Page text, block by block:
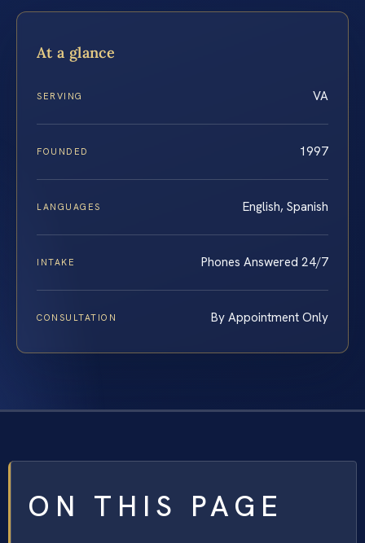
At a glance
SERVING VA
FOUNDED 1997
LANGUAGES English, Spanish
INTAKE Phones Answered 24/7
CONSULTATION By Appointment Only
ON THIS PAGE